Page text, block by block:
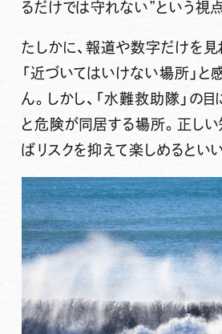
るだけでは守れない”という視点
たしかに、報道や数字だけを見
「近づいてはいけない場所」と
ん。しかし、「水難救助隊」の
と危険が同居する場所。正し
ばリスクを抑えて楽しめるといい